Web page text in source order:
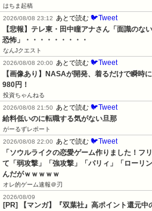
はちま起稿
2026/08/08 23:12
あとで読む 🐦Tweet
【悲報】テレ東・田中瞳アナさん「面識のな
恐怖」・・・・・・・・・
なんJクエスト
2026/08/08 20:00
あとで読む 🐦Tweet
【画像あり】NASAが開発、着るだけで瞬時
980円！
投資ちゃんねる
2026/08/08 21:50
あとで読む 🐦Tweet
給料低いのに転職する気がない旦那
がーるずレポート
2026/08/08 22:00
あとで読む 🐦Tweet
「ソウルライクの恋愛ゲーム作りました！
て「弱攻撃」「強攻撃」「パリィ」「ローリ
んだがｗｗｗｗｗ
オレ的ゲーム速報＠刃
2026/08/09
[PR] 【マンガ】『双葉社』高ポイント還元中